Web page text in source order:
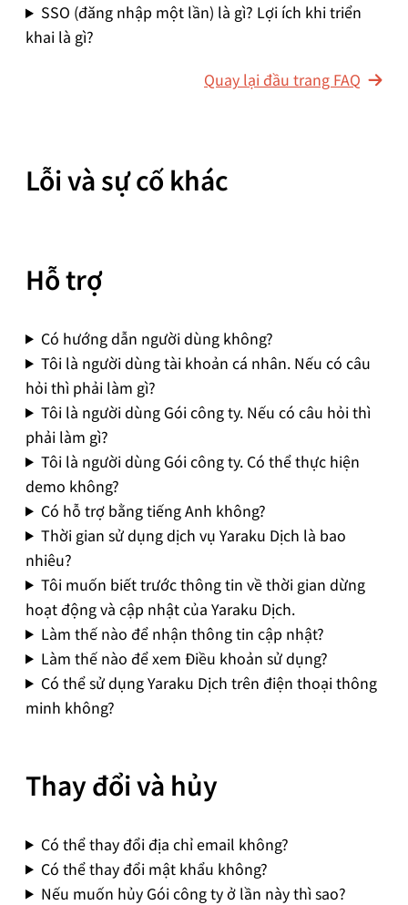
SSO (đăng nhập một lần) là gì? Lợi ích khi triển
khai là gì?
Quay lại đầu trang FAQ
Lỗi và sự cố khác
Hỗ trợ
Có hướng dẫn người dùng không?
Tôi là người dùng tài khoản cá nhân. Nếu có câu
hỏi thì phải làm gì?
Tôi là người dùng Gói công ty. Nếu có câu hỏi thì
phải làm gì?
Tôi là người dùng Gói công ty. Có thể thực hiện
demo không?
Có hỗ trợ bằng tiếng Anh không?
Thời gian sử dụng dịch vụ Yaraku Dịch là bao
nhiêu?
Tôi muốn biết trước thông tin về thời gian dừng
hoạt động và cập nhật của Yaraku Dịch.
Làm thế nào để nhận thông tin cập nhật?
Làm thế nào để xem Điều khoản sử dụng?
Có thể sử dụng Yaraku Dịch trên điện thoại thông
minh không?
Thay đổi và hủy
Có thể thay đổi địa chỉ email không?
Có thể thay đổi mật khẩu không?
Nếu muốn hủy Gói công ty ở lần này thì sao?